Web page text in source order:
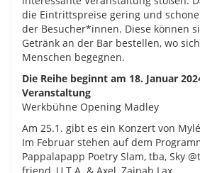
die Eintrittspreise gering und
der Besucher*innen. Diese können
Getränk an der Bar bestellen, wo
Menschen begegnen.
Die Reihe beginnt am 18. Januar
Veranstaltung
Werkbühne Opening Madley
Am 25.1. gibt es ein Konzert von
Im Februar stehen auf dem
Pappalapapp Poetry Slam, tba, Sky
friend, U.T.A. & Axel, Zainab Lax